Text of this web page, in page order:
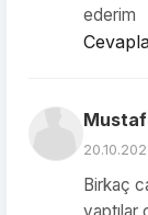
ederim
Birkaç